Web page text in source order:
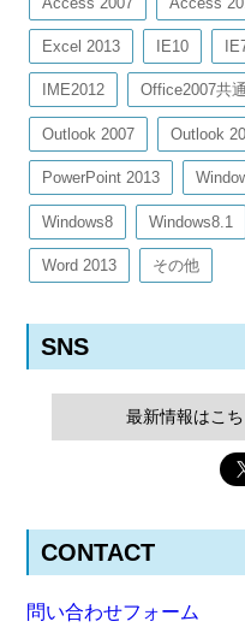
Excel 2013 IE10
IME2012 Office2007共通
Outlook 2007 Outlook
PowerPoint 2013
Windows8 Windows8.1
Word 2013 その他
SNS
最新情報はこ
CONTACT
問い合わせフォーム